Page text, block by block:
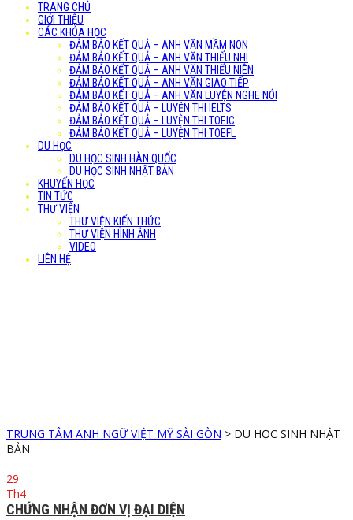
TRANG CHỦ
GIỚI THIỆU
CÁC KHÓA HỌC
ĐẢM BẢO KẾT QUẢ – ANH VĂN MẦM NON
ĐẢM BẢO KẾT QUẢ – ANH VĂN THIẾU NHI
ĐẢM BẢO KẾT QUẢ – ANH VĂN THIẾU NIÊN
ĐẢM BẢO KẾT QUẢ – ANH VĂN GIAO TIẾP
ĐẢM BẢO KẾT QUẢ – ANH VĂN LUYỆN NGHE NÓI
ĐẢM BẢO KẾT QUẢ – LUYỆN THI IELTS
ĐẢM BẢO KẾT QUẢ – LUYỆN THI TOEIC
ĐẢM BẢO KẾT QUẢ – LUYỆN THI TOEFL
DU HỌC
DU HỌC SINH HÀN QUỐC
DU HỌC SINH NHẬT BẢN
KHUYẾN HỌC
TIN TỨC
THƯ VIỆN
THƯ VIỆN KIẾN THỨC
THƯ VIỆN HÌNH ẢNH
VIDEO
LIÊN HỆ
TRUNG TÂM ANH NGỮ VIỆT MỸ SÀI GÒN > DU HỌC SINH NHẬT
BẢN
29
Th4
CHỨNG NHẬN ĐƠN VỊ ĐẠI DIỆN